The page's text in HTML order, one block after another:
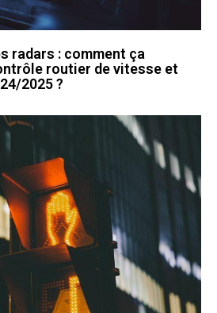
radars : comment ça
routier de vitesse et
2025 ?